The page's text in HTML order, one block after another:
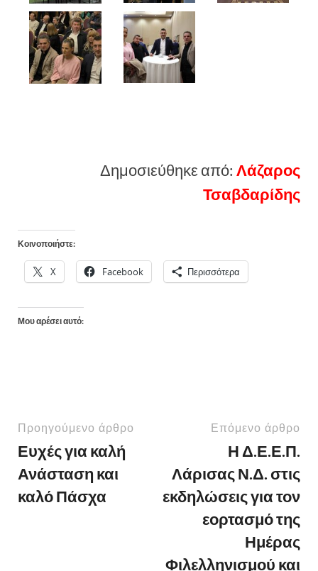
Δημοσιεύθηκε από: Λάζαρος
Τσαβδαρίδης
Κοινοποιήστε:
X Facebook Περισσότερα
Μου αρέσει αυτό:
Προηγούμενο άρθρο
Ευχές για καλή
Ανάσταση και
καλό Πάσχα
Επόμενο άρθρο
Η Δ.Ε.Ε.Π.
Λάρισας Ν.Δ. στις
εκδηλώσεις για τον
εορτασμό της
Ημέρας
Φιλελληνισμού και